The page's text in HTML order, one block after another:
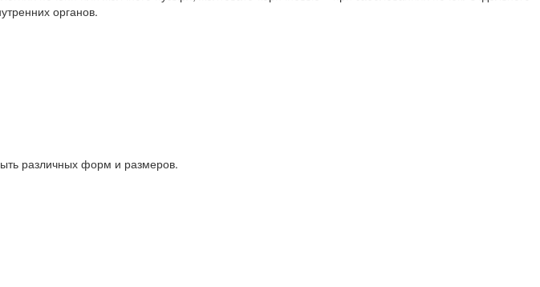
органов.
различных форм и размеров.